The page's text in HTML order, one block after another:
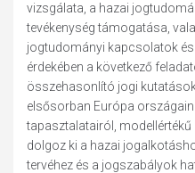
vizsgálata, a hazai
tevékenység támogatása,
jogtudományi kapcsolatok
érdekében a következő
összehasonlító jogi
elsősorban Európa
tapasztalatairól,
dolgoz ki a hazai
tervéhez és a jogszabályok